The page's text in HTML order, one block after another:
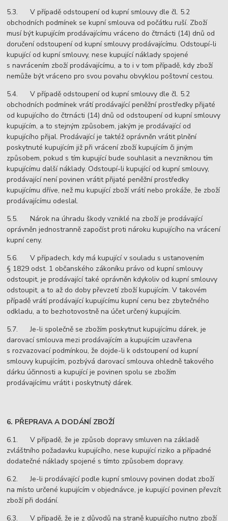
5.3. V případě odstoupení od kupní smlouvy dle čl. 5.2
obchodních podmínek se kupní smlouva od počátku ruší. Zboží
musí být kupujícím prodávajícímu vráceno do čtrnácti (14) dnů od
doručení odstoupení od kupní smlouvy prodávajícímu. Odstoupí-li
kupující od kupní smlouvy, nese kupující náklady spojené
s navrácením zboží prodávajícímu, a to i v tom případě, kdy zboží
nemůže být vráceno pro svou povahu obvyklou poštovní cestou.
5.4. V případě odstoupení od kupní smlouvy dle čl. 5.2
obchodních podmínek vrátí prodávající peněžní prostředky přijaté
od kupujícího do čtrnácti (14) dnů od odstoupení od kupní smlouvy
kupujícím, a to stejným způsobem, jakým je prodávající od
kupujícího přijal. Prodávající je taktéž oprávněn vrátit plnění
poskytnuté kupujícím již při vrácení zboží kupujícím či jiným
způsobem, pokud s tím kupující bude souhlasit a nevzniknou tím
kupujícímu další náklady. Odstoupí-li kupující od kupní smlouvy,
prodávající není povinen vrátit přijaté peněžní prostředky
kupujícímu dříve, než mu kupující zboží vrátí nebo prokáže, že zboží
prodávajícímu odeslal.
5.5. Nárok na úhradu škody vzniklé na zboží je prodávající
oprávněn jednostranně započíst proti nároku kupujícího na vrácení
kupní ceny.
5.6. V případech, kdy má kupující v souladu s ustanovením
§ 1829 odst. 1 občanského zákoníku právo od kupní smlouvy
odstoupit, je prodávající také oprávněn kdykoliv od kupní smlouvy
odstoupit, a to až do doby převzetí zboží kupujícím. V takovém
případě vrátí prodávající kupujícímu kupní cenu bez zbytečného
odkladu, a to bezhotovostně na účet určený kupujícím.
5.7. Je-li společně se zbožím poskytnut kupujícímu dárek, je
darovací smlouva mezi prodávajícím a kupujícím uzavřena
s rozvazovací podmínkou, že dojde-li k odstoupení od kupní
smlouvy kupujícím, pozbývá darovací smlouva ohledně takového
dárku účinnosti a kupující je povinen spolu se zbožím
prodávajícímu vrátit i poskytnutý dárek.
6. PŘEPRAVA A DODÁNÍ ZBOŽÍ
6.1. V případě, že je způsob dopravy smluven na základě
zvláštního požadavku kupujícího, nese kupující riziko a případné
dodatečné náklady spojené s tímto způsobem dopravy.
6.2. Je-li prodávající podle kupní smlouvy povinen dodat zboží
na místo určené kupujícím v objednávce, je kupující povinen převzít
zboží při dodání.
6.3. V případě, že je z důvodů na straně kupujícího nutno zboží